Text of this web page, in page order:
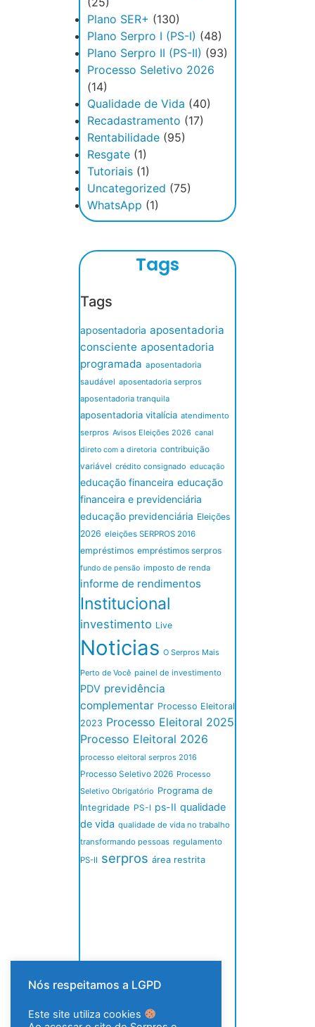
Plano SER+ (130)
Plano Serpro I (PS-I) (48)
Plano Serpro II (PS-II) (93)
Processo Seletivo 2026
(14)
Qualidade de Vida (40)
Recadastramento (17)
Rentabilidade (95)
Resgate (1)
Tutoriais (1)
Uncategorized (75)
WhatsApp (1)
Tags
Tags
aposentadoria aposentadoria
consciente aposentadoria
programada aposentadoria
saudável aposentadoria serpros
aposentadoria tranquila
aposentadoria vitalícia atendimento
serpros Avisos Eleições 2026 canal
direto com a diretoria contribuição
variável crédito consignado educação
educação financeira educação
financeira e previdenciária
educação previdenciária Eleições
2026 eleições SERPROS 2016
empréstimos empréstimos serpros
fundo de pensão imposto de renda
informe de rendimentos
Institucional
investimento Live
Noticias O Serpros Mais
Perto de Você painel de investimento
PDV previdência
complementar Processo Eleitoral
2023 Processo Eleitoral 2025
Processo Eleitoral 2026
processo eleitoral serpros 2016
Processo Seletivo 2026 Processo
Seletivo Obrigatório Programa de
Integridade PS-I ps-II qualidade
de vida qualidade de vida no trabalho
transformando pessoas regulamento
PS-II serpros área restrita
Nós respeitamos a LGPD
Este site utiliza cookies